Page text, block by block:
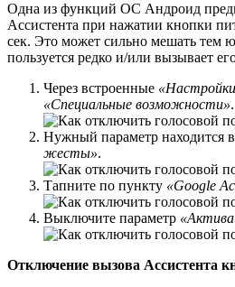
Одна из функций ОС Андроид
Ассистента при нажатии кнопки
сек. Это может сильно мешать тем
пользуется редко и/или вызывает
Через встроенные
«Специальные возможности».
Нужный параметр находится в
жесты».
Тапните по пункту «Google
Выключите параметр
Отключение вызова Ассистента